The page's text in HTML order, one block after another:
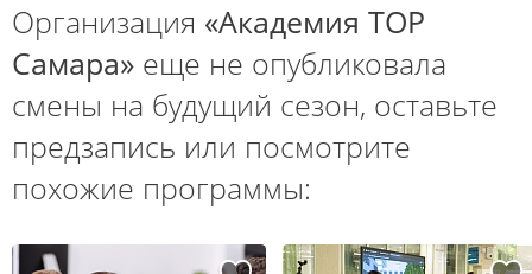
Организация «Академия TOP
Самара» еще не опубликовала
смены на будущий сезон, оставьте
предзапись или посмотрите
похожие программы: